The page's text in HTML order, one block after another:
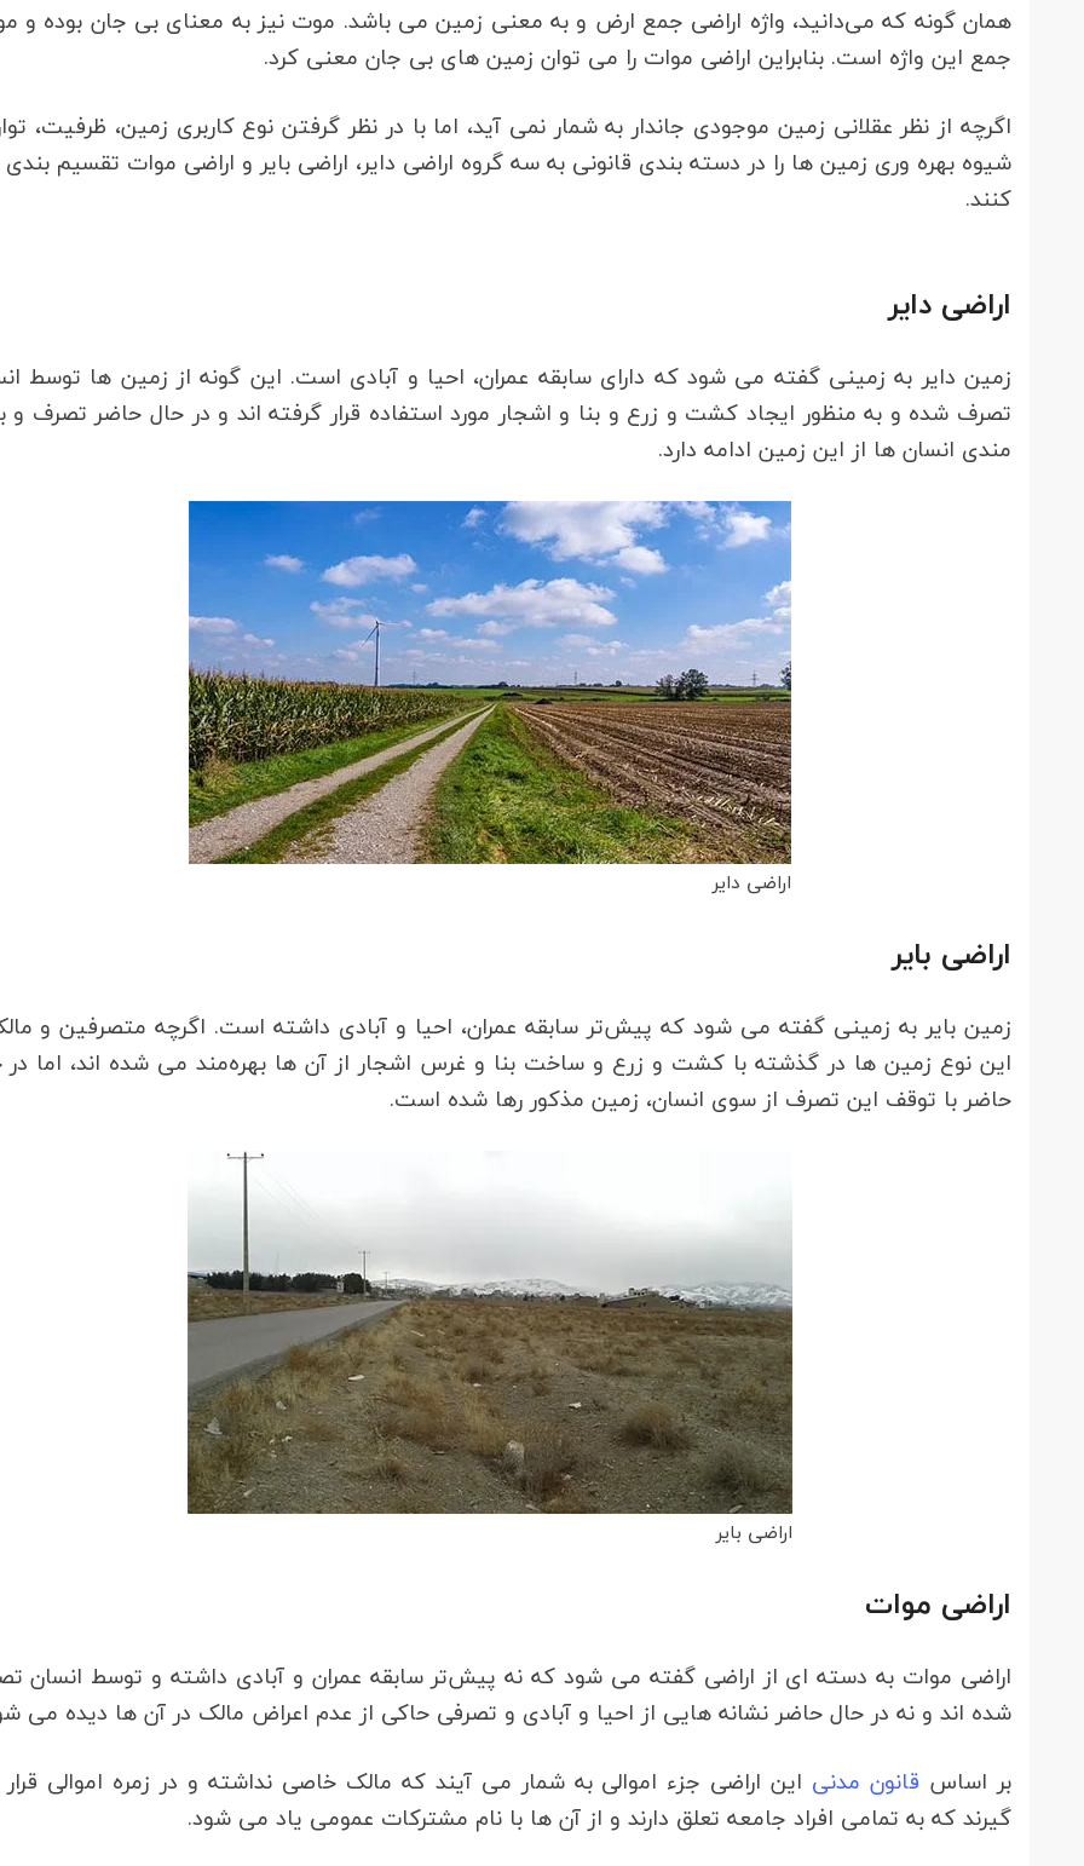
همان گونه که می‌دانید، واژه اراضی جمع ارض و به معنی زمین می باشد. موت نیز به معنای بی جان بوده و
جمع این واژه است. بنابراین اراضی موات را می توان زمین های بی جان معنی کرد.
اگرچه از نظر عقلانی زمین موجودی جاندار به شمار نمی آید، اما با در نظر گرفتن نوع کاربری زمین، ظرفیت،
شیوه بهره وری زمین ها را در دسته بندی قانونی به سه گروه اراضی دایر، اراضی بایر و اراضی موات تقسیم
کنند.
اراضی دایر
زمین دایر به زمینی گفته می شود که دارای سابقه عمران، احیا و آبادی است. این گونه از زمین ها توسط
تصرف شده و به منظور ایجاد کشت و زرع و بنا و اشجار مورد استفاده قرار گرفته اند و در حال حاضر تصرف و
مندی انسان ها از این زمین ادامه دارد.
اراضی دایر
اراضی بایر
زمین بایر به زمینی گفته می شود که پیش‌تر سابقه عمران، احیا و آبادی داشته است. اگرچه متصرفین و
این نوع زمین ها در گذشته با کشت و زرع و ساخت بنا و غرس اشجار از آن ها بهره‌مند می شده اند، اما در
حاضر با توقف این تصرف از سوی انسان، زمین مذکور رها شده است.
اراضی بایر
اراضی موات
اراضی موات به دسته ای از اراضی گفته می شود که نه پیش‌تر سابقه عمران و آبادی داشته و توسط انسان
شده اند و نه در حال حاضر نشانه هایی از احیا و آبادی و تصرفی حاکی از عدم اعراض مالک در آن ها دیده می
بر اساس قانون مدنی این اراضی جزء اموالی به شمار می آیند که مالک خاصی نداشته و در زمره اموالی
گیرند که به تمامی افراد جامعه تعلق دارند و از آن ها با نام مشترکات عمومی یاد می شود.